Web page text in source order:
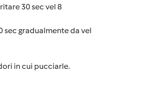
30 sec vel 8
sec gradualmente da vel
in cui pucciarle.